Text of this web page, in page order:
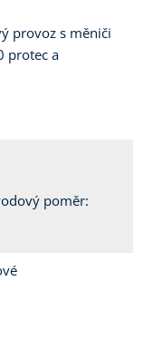
provoz s měniči
protec a
poměr: